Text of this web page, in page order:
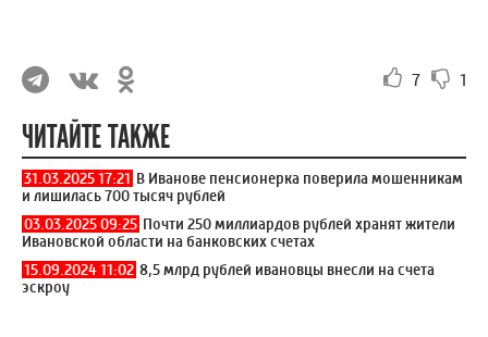
7 1
ЧИТАЙТЕ ТАКЖЕ
31.03.2025 17:21 В Иванове пенсионерка поверила мошенникам
и лишилась 700 тысяч рублей
03.03.2025 09:25 Почти 250 миллиардов рублей хранят жители
Ивановской области на банковских счетах
15.09.2024 11:02 8,5 млрд рублей ивановцы внесли на счета
эскроу